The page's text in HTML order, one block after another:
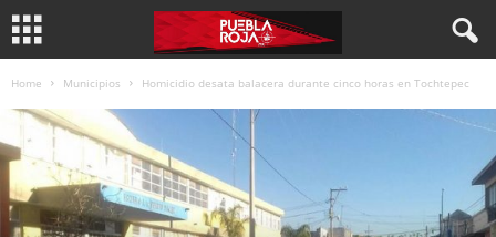
Home Municipios Homicidio desata balacera durante cinco horas en Tochtepec